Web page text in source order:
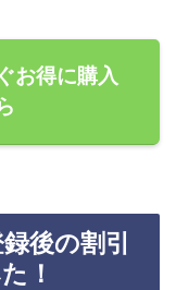
お得に購入
後の割引
！